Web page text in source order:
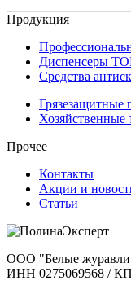
Продукция
Диспенсеры
Cредства
Грязезащитные
Хозяйственные
Прочее
Контакты
Акции и
Статьи
ООО "Белые
ИНН 0275069568 /